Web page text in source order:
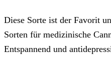
Diese Sorte ist der Favorit
Sorten für medizinische
Entspannend und